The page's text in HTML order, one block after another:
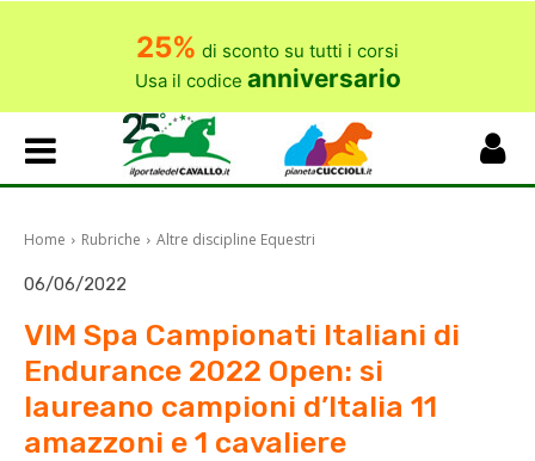
25% di sconto su tutti i corsi
Usa il codice anniversario
Home Rubriche Altre discipline Equestri
06/06/2022
VIM Spa Campionati Italiani di
Endurance 2022 Open: si
laureano campioni d’Italia 11
amazzoni e 1 cavaliere